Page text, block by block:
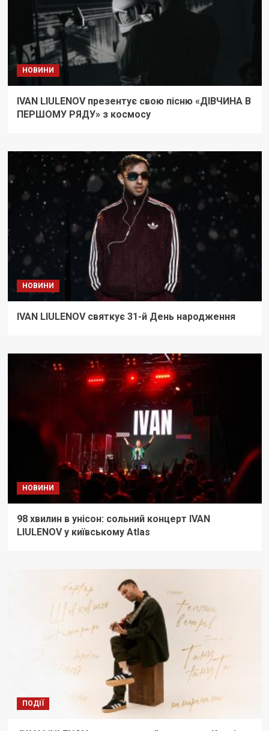
НОВИНИ
IVAN LIULENOV презентує свою пісню «ДІВЧИНА В
ПЕРШОМУ РЯДУ» з космосу
НОВИНИ
IVAN LIULENOV святкує 31-й День народження
НОВИНИ
98 хвилин в унісон: сольний концерт IVAN
LIULENOV у київському Atlas
ПОДІЇ